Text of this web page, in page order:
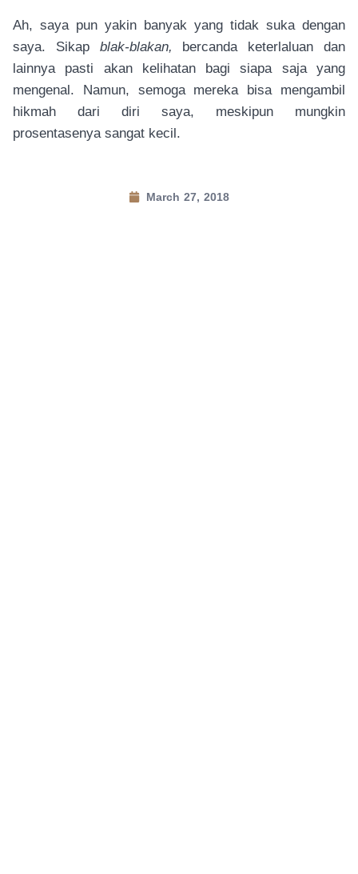
Ah, saya pun yakin banyak yang tidak suka dengan
saya. Sikap blak-blakan, bercanda keterlaluan dan
lainnya pasti akan kelihatan bagi siapa saja yang
mengenal. Namun, semoga mereka bisa mengambil
hikmah dari diri saya, meskipun mungkin
prosentasenya sangat kecil.
March 27, 2018